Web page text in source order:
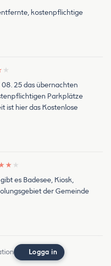
kostenpflichtige
★
08. 25 das übernachten
Parkplätze
ist hier das Kostenlose
★ ★
es Badesee, Kiosk,
der Gemeinde
Logga in